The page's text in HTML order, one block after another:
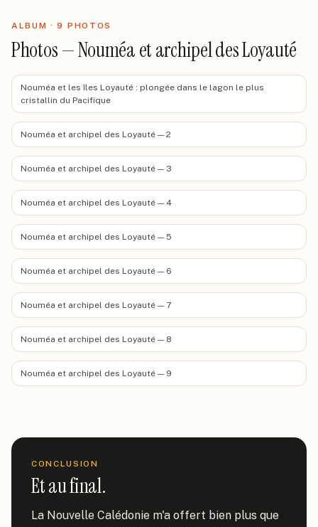
ALBUM ·9 PHOTOS
Photos — Nouméa et archipel des Loyauté
Nouméa et les îles Loyauté : plongée dans le lagon le plus
cristallin du Pacifique
Nouméa et archipel des Loyauté — 2
Nouméa et archipel des Loyauté — 3
Nouméa et archipel des Loyauté — 4
Nouméa et archipel des Loyauté — 5
Nouméa et archipel des Loyauté — 6
Nouméa et archipel des Loyauté — 7
Nouméa et archipel des Loyauté — 8
Nouméa et archipel des Loyauté — 9
CONCLUSION
Et au final.
La Nouvelle Calédonie m'a offert bien plus que